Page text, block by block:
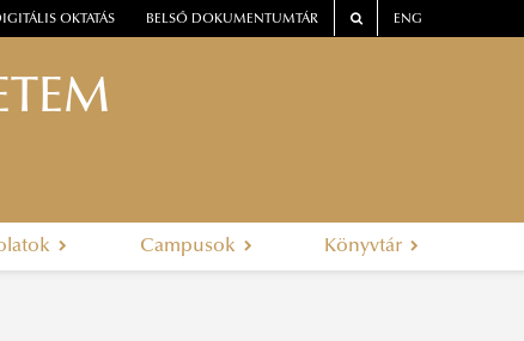
OKTATÁS BELSŐ DOKUMENTUMTÁR ENG
Campusok Könyvtár